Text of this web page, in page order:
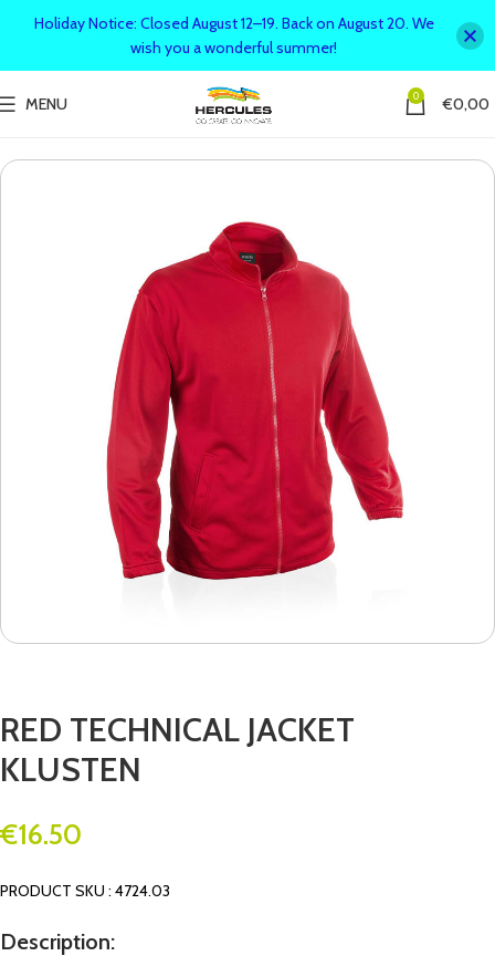
MENU 0 €0,00
RED TECHNICAL JACKET
KLUSTEN
€16.50
PRODUCT SKU : 4724.03
Description:
Holiday Notice: Closed August 12–19. Back on August 20. We
wish you a wonderful summer!